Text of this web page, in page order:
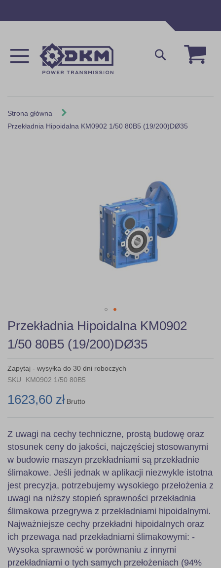
Mój
Szukaj
Strona główna
Przekładnia Hipoidalna KM0902 1/50 80B5 (19/200)DØ35
Skip
to
the
beginning
the
images
Przekładnia Hipoidalna KM0902
1/50 80B5 (19/200)DØ35
Zapytaj - wysyłka do 30 dni roboczych
SKU
KM0902 1/50 80B5
1623,60 zł Brutto
Z uwagi na cechy techniczne, prostą budowę oraz
stosunek ceny do jakości, najczęściej stosowanymi
w budowie maszyn przekładniami są przekładnie
ślimakowe. Jeśli jednak w aplikacji niezwykle istotna
jest precyzja, potrzebujemy wysokiego przełożenia z
uwagi na niższy stopień sprawności przekładnia
ślimakowa przegrywa z przekładniami hipoidalnymi.
Najważniejsze cechy przekładni hipoidalnych oraz
ich przewaga nad przekładniami ślimakowymi: -
Wysoka sprawność w porównaniu z innymi
przekładniami o tych samych przełożeniach (94%